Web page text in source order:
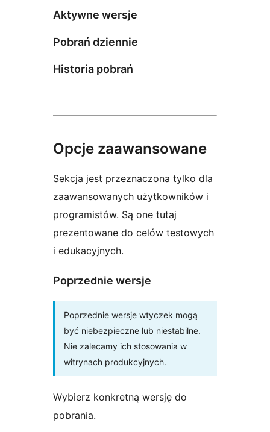
Aktywne wersje
Pobrań dziennie
Historia pobrań
Opcje zaawansowane
Sekcja jest przeznaczona tylko dla
zaawansowanych użytkowników i
programistów. Są one tutaj
prezentowane do celów testowych
i edukacyjnych.
Poprzednie wersje
Poprzednie wersje wtyczek mogą
być niebezpieczne lub niestabilne.
Nie zalecamy ich stosowania w
witrynach produkcyjnych.
Wybierz konkretną wersję do
pobrania.